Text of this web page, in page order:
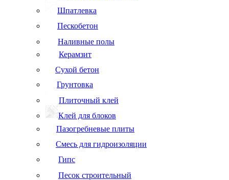
Шпатлевка
Пескобетон
Наливные полы
Керамзит
Сухой бетон
Грунтовка
Плиточный клей
Клей для блоков
Пазогребневые плиты
Смесь для гидроизоляции
Гипс
Песок строительный